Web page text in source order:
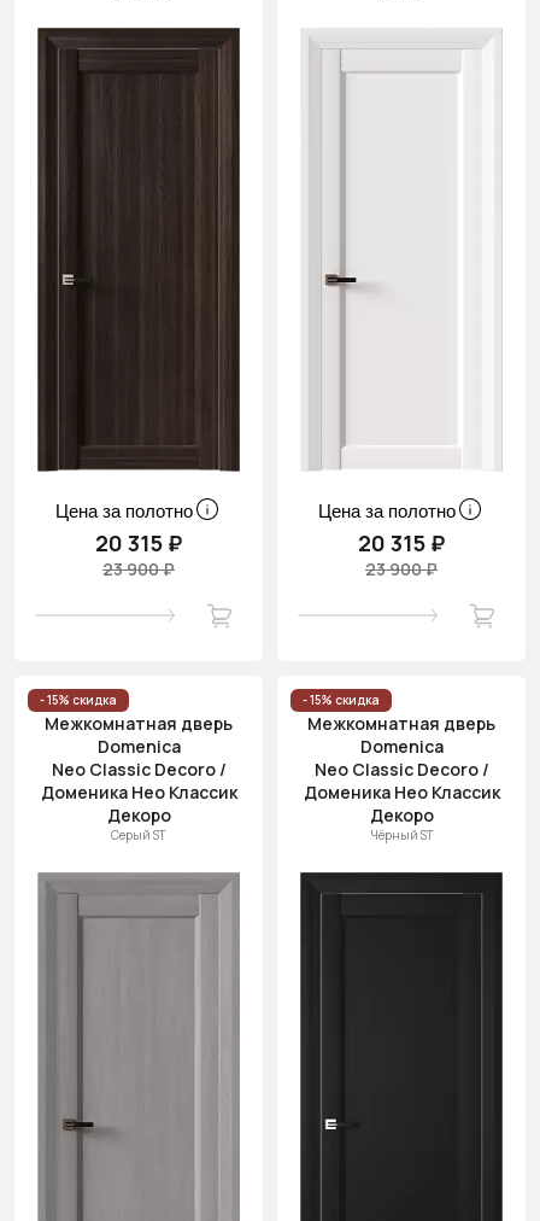
Цена за полотно
20 315 ₽
23 900 ₽
Цена за полотно
20 315 ₽
23 900 ₽
- 15% скидка
Межкомнатная дверь
Domenica
Neo Classic Decoro /
Доменика Нео Классик
Декоро
Серый ST
- 15% скидка
Межкомнатная дверь
Domenica
Neo Classic Decoro /
Доменика Нео Классик
Декоро
Чёрный ST